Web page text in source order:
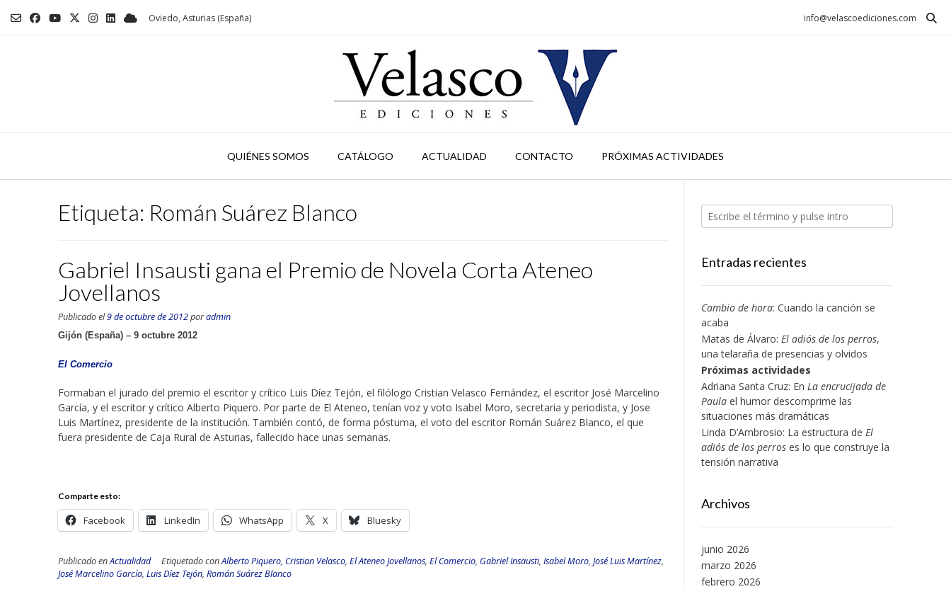
Oviedo, Asturias (España) info@velascoediciones.com
QUIÉNES SOMOS CATÁLOGO ACTUALIDAD CONTACTO PRÓXIMAS ACTIVIDADES
Etiqueta: Román Suárez Blanco
Gabriel Insausti gana el Premio de Novela Corta Ateneo
Jovellanos
Publicado el9 de octubre de 2012poradmin
Gijón (España) – 9 octubre 2012
El Comercio
Formaban el jurado del premio el escritor y crítico Luis Díez Tejón, el filólogo Cristian Velasco Fernández, el escritor José Marcelino
García, y el escritor y crítico Alberto Piquero. Por parte de El Ateneo, tenían voz y voto Isabel Moro, secretaria y periodista, y Jose
Luis Martínez, presidente de la institución. También contó, de forma póstuma, el voto del escritor Román Suárez Blanco, el que
fuera presidente de Caja Rural de Asturias, fallecido hace unas semanas.
Comparte esto:
Facebook LinkedIn WhatsApp X Bluesky
Publicado enActualidad Etiquetado conAlberto Piquero, Cristian Velasco, El Ateneo Jovellanos, El Comercio, Gabriel Insausti, Isabel Moro, José Luis Martínez,
José Marcelino García, Luis Díez Tejón, Román Suárez Blanco
Entradas recientes
Cambio de hora: Cuando la canción se
acaba
Matas de Álvaro: El adiós de los perros,
una telaraña de presencias y olvidos
Próximas actividades
Adriana Santa Cruz: En La encrucijada de
Paulael humor descomprime las
situaciones más dramáticas
Linda D’Ambrosio: La estructura de El
adiós de los perroses lo que construye la
tensión narrativa
Archivos
junio 2026
marzo 2026
febrero 2026